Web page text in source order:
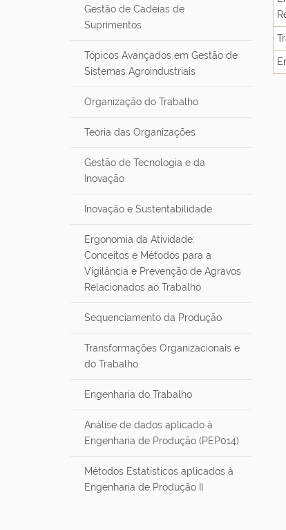
Gestão de Cadeias de
Suprimentos
Tópicos Avançados em Gestão de
Sistemas Agroindustriais
Organização do Trabalho
Teoria das Organizações
Gestão de Tecnologia e da
Inovação
Inovação e Sustentabilidade
Ergonomia da Atividade:
Conceitos e Métodos para a
Vigilância e Prevenção de Agravos
Relacionados ao Trabalho
Sequenciamento da Produção
Transformações Organizacionais e
do Trabalho
Engenharia do Trabalho
Análise de dados aplicado à
Engenharia de Produção (PEP014)
Métodos Estatísticos aplicados à
Engenharia de Produção II